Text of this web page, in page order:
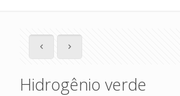
Hidrogênio verde